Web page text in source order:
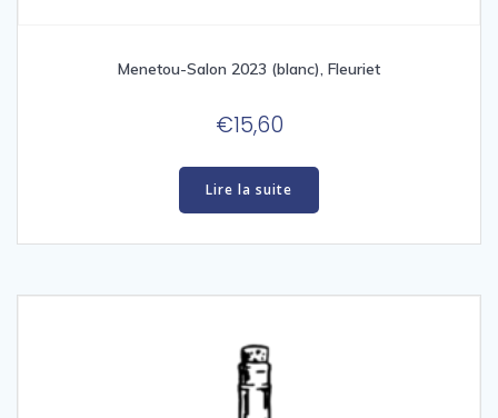
Menetou-Salon 2023 (blanc), Fleuriet
€15,60
Lire la suite